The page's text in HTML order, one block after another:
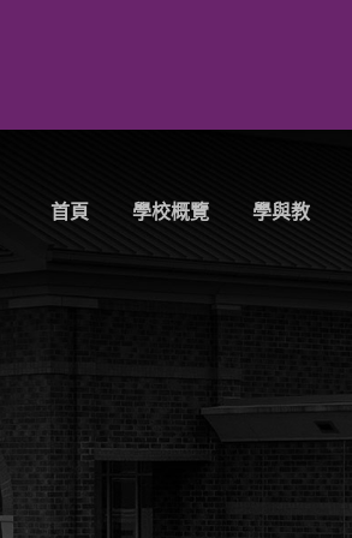
首頁 學校概覽 學與教